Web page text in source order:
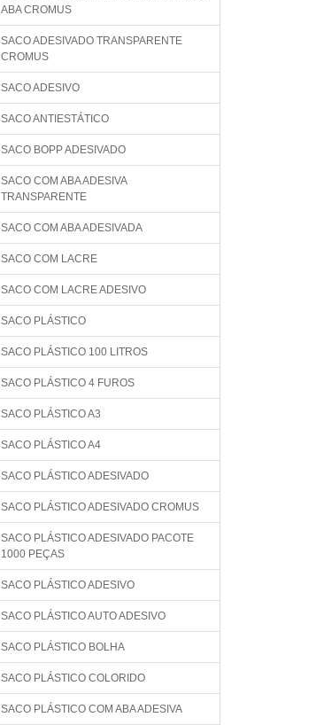
ABA CROMUS
SACO ADESIVADO TRANSPARENTE
CROMUS
SACO ADESIVO
SACO ANTIESTÁTICO
SACO BOPP ADESIVADO
SACO COM ABA ADESIVA
TRANSPARENTE
SACO COM ABA ADESIVADA
SACO COM LACRE
SACO COM LACRE ADESIVO
SACO PLÁSTICO
SACO PLÁSTICO 100 LITROS
SACO PLÁSTICO 4 FUROS
SACO PLÁSTICO A3
SACO PLÁSTICO A4
SACO PLÁSTICO ADESIVADO
SACO PLÁSTICO ADESIVADO CROMUS
SACO PLÁSTICO ADESIVADO PACOTE
1000 PEÇAS
SACO PLÁSTICO ADESIVO
SACO PLÁSTICO AUTO ADESIVO
SACO PLÁSTICO BOLHA
SACO PLÁSTICO COLORIDO
SACO PLÁSTICO COM ABA ADESIVA